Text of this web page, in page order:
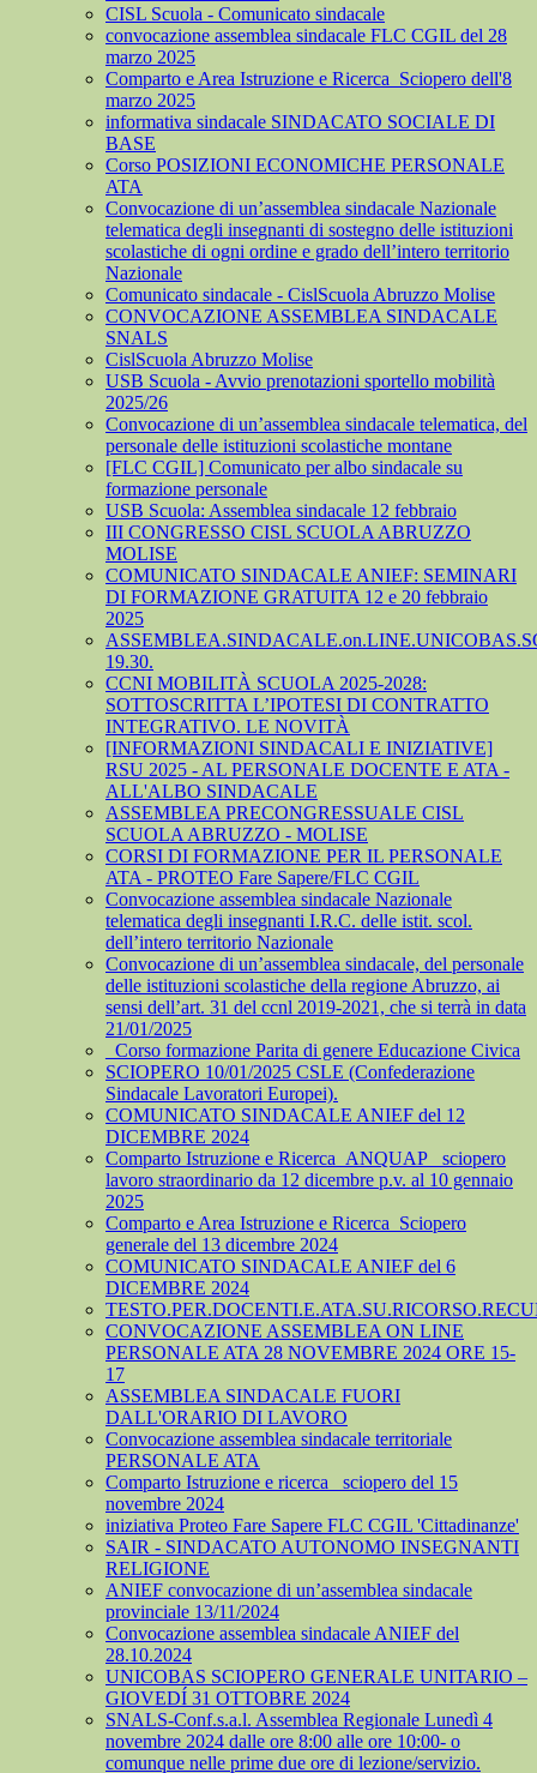
CISL Scuola - Comunicato sindacale
convocazione assemblea sindacale FLC CGIL del 28
marzo 2025
Comparto e Area Istruzione e Ricerca_Sciopero dell'8
marzo 2025
informativa sindacale SINDACATO SOCIALE DI
BASE
Corso POSIZIONI ECONOMICHE PERSONALE
ATA
Convocazione di un’assemblea sindacale Nazionale
telematica degli insegnanti di sostegno delle istituzioni
scolastiche di ogni ordine e grado dell’intero territorio
Nazionale
Comunicato sindacale - CislScuola Abruzzo Molise
CONVOCAZIONE ASSEMBLEA SINDACALE
SNALS
CislScuola Abruzzo Molise
USB Scuola - Avvio prenotazioni sportello mobilità
2025/26
Convocazione di un’assemblea sindacale telematica, del
personale delle istituzioni scolastiche montane
[FLC CGIL] Comunicato per albo sindacale su
formazione personale
USB Scuola: Assemblea sindacale 12 febbraio
III CONGRESSO CISL SCUOLA ABRUZZO
MOLISE
COMUNICATO SINDACALE ANIEF: SEMINARI
DI FORMAZIONE GRATUITA 12 e 20 febbraio
2025
19.30.
CCNI MOBILITÀ SCUOLA 2025-2028:
SOTTOSCRITTA L’IPOTESI DI CONTRATTO
INTEGRATIVO. LE NOVITÀ
[INFORMAZIONI SINDACALI E INIZIATIVE]
RSU 2025 - AL PERSONALE DOCENTE E ATA -
ALL'ALBO SINDACALE
ASSEMBLEA PRECONGRESSUALE CISL
SCUOLA ABRUZZO - MOLISE
CORSI DI FORMAZIONE PER IL PERSONALE
ATA - PROTEO Fare Sapere/FLC CGIL
Convocazione assemblea sindacale Nazionale
telematica degli insegnanti I.R.C. delle istit. scol.
dell’intero territorio Nazionale
Convocazione di un’assemblea sindacale, del personale
delle istituzioni scolastiche della regione Abruzzo, ai
sensi dell’art. 31 del ccnl 2019-2021, che si terrà in data
21/01/2025
_Corso formazione Parita di genere Educazione Civica
SCIOPERO 10/01/2025 CSLE (Confederazione
Sindacale Lavoratori Europei).
COMUNICATO SINDACALE ANIEF del 12
DICEMBRE 2024
Comparto Istruzione e Ricerca_ANQUAP_ sciopero
lavoro straordinario da 12 dicembre p.v. al 10 gennaio
2025
Comparto e Area Istruzione e Ricerca_Sciopero
generale del 13 dicembre 2024
COMUNICATO SINDACALE ANIEF del 6
DICEMBRE 2024
CONVOCAZIONE ASSEMBLEA ON LINE
PERSONALE ATA 28 NOVEMBRE 2024 ORE 15-
17
ASSEMBLEA SINDACALE FUORI
DALL'ORARIO DI LAVORO
Convocazione assemblea sindacale territoriale
PERSONALE ATA
Comparto Istruzione e ricerca_ sciopero del 15
novembre 2024
iniziativa Proteo Fare Sapere FLC CGIL 'Cittadinanze'
SAIR - SINDACATO AUTONOMO INSEGNANTI
RELIGIONE
ANIEF convocazione di un’assemblea sindacale
provinciale 13/11/2024
Convocazione assemblea sindacale ANIEF del
28.10.2024
UNICOBAS SCIOPERO GENERALE UNITARIO –
GIOVEDÍ 31 OTTOBRE 2024
SNALS-Conf.s.a.l. Assemblea Regionale Lunedì 4
novembre 2024 dalle ore 8:00 alle ore 10:00- o
comunque nelle prime due ore di lezione/servizio.